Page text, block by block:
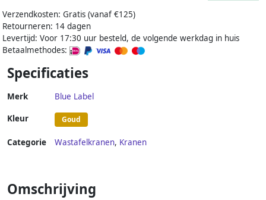
Verzendkosten: Gratis (vanaf €125)
Retourneren: 14 dagen
Levertijd: Voor 17:30 uur besteld, de volgende werkdag in huis
Betaalmethodes:
Specificaties
Merk Blue Label
Kleur Goud
Categorie Wastafelkranen, Kranen
Omschrijving